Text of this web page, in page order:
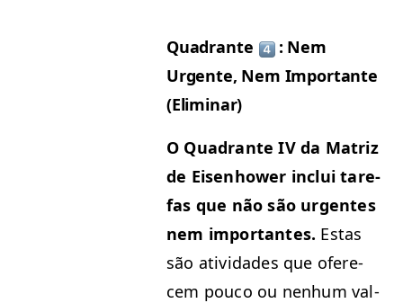
Quad­rante
: Nem
Urgente, Nem Impor­tante
(Elim­i­nar)
O Quad­ranteIVda Matriz
de Eisen­how­er inclui tare­
fas que não são urgentes
nem impor­tantes. Estas
são ativi­dades que ofer­e­
cem pouco ou nen­hum val­